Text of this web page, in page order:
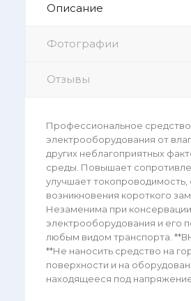
Описание
Фотографии
Отзывы
Профессиональное
электрооборудования от
других неблагоприятных
среды. Повышает
улучшает токопроводимость,
возникновения короткого
Незаменима при консервации
электрооборудования и его
любым видом транспорта.
**Не наносить средство на
поверхности и на
находящееся под